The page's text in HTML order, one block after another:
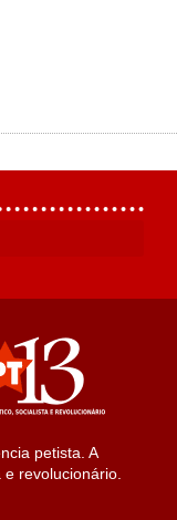
petista. A
revolucionário.